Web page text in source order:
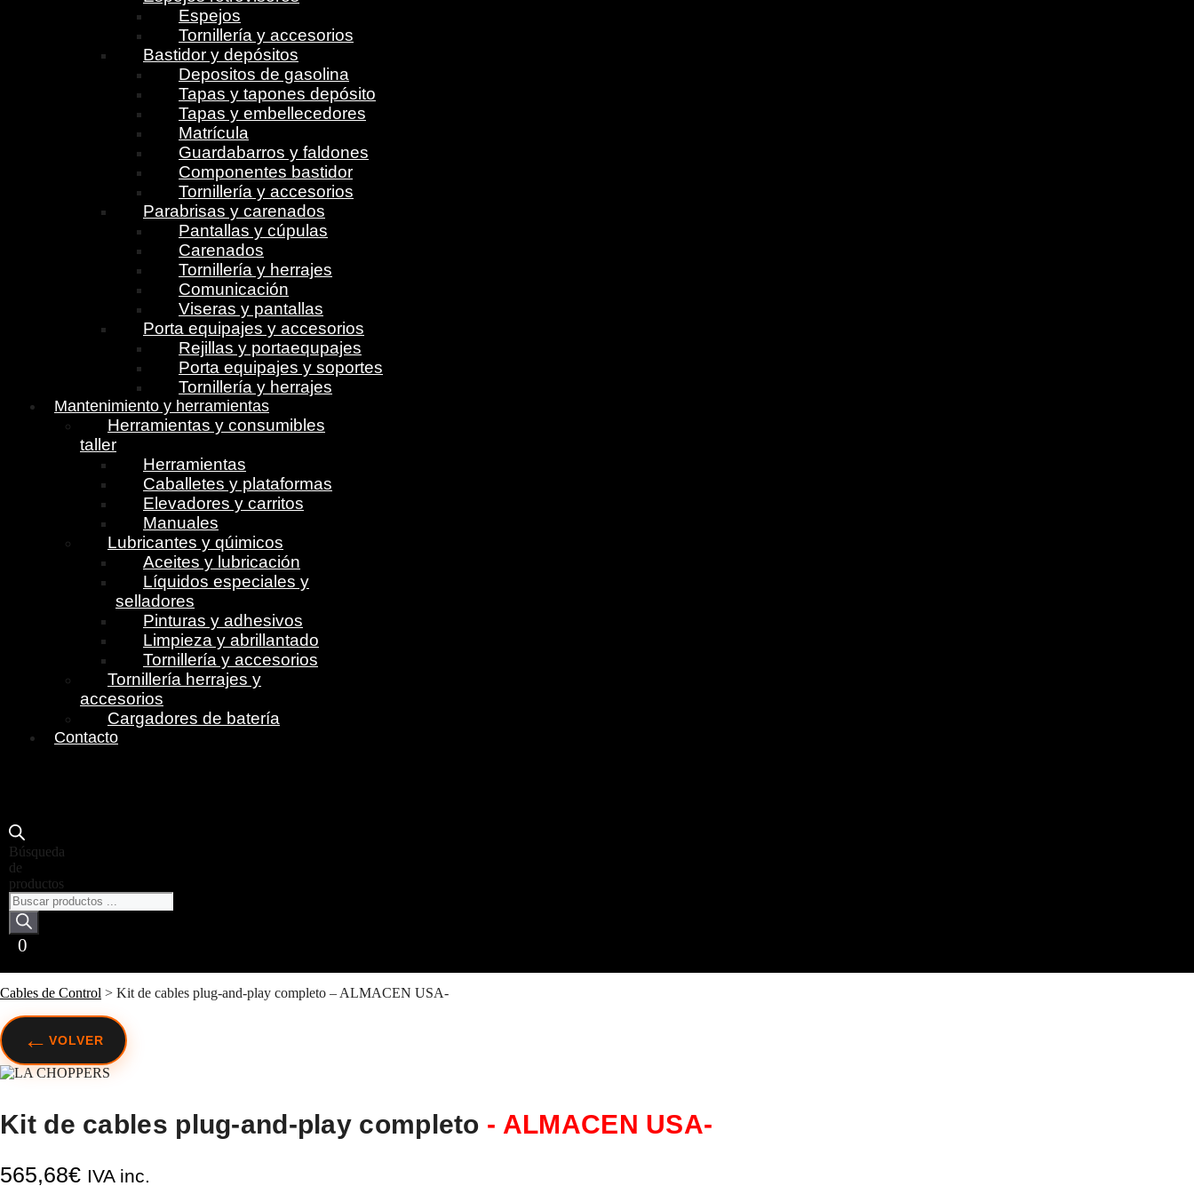
Cables de Control > Kit de cables plug-and-play completo – ALMACEN USA-
Espejos
Tornillería y accesorios
Bastidor y depósitos
Depositos de gasolina
Tapas y tapones depósito
Tapas y embellecedores
Matrícula
Guardabarros y faldones
Componentes bastidor
Tornillería y accesorios
Parabrisas y carenados
Pantallas y cúpulas
Carenados
Tornillería y herrajes
Comunicación
Viseras y pantallas
Porta equipajes y accesorios
Rejillas y portaequpajes
Porta equipajes y soportes
Tornillería y herrajes
Mantenimiento y herramientas
Herramientas y consumibles
taller
Herramientas
Caballetes y plataformas
Elevadores y carritos
Manuales
Lubricantes y qúimicos
Aceites y lubricación
Líquidos especiales y
selladores
Pinturas y adhesivos
Limpieza y abrillantado
Tornillería y accesorios
Tornillería herrajes y
accesorios
Cargadores de batería
Contacto
Búsqueda
de
productos
0
← VOLVER
Kit de cables plug-and-play completo - ALMACEN USA-
565,68€ IVA inc.